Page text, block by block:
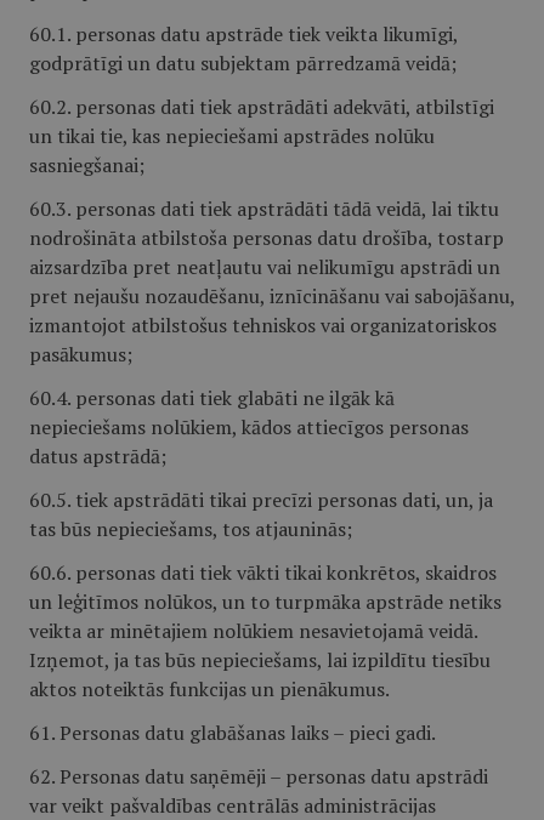
60.1. personas datu apstrāde tiek veikta likumīgi,
godprātīgi un datu subjektam pārredzamā veidā;
60.2. personas dati tiek apstrādāti adekvāti, atbilstīgi
un tikai tie, kas nepieciešami apstrādes nolūku
sasniegšanai;
60.3. personas dati tiek apstrādāti tādā veidā, lai tiktu
nodrošināta atbilstoša personas datu drošība, tostarp
aizsardzība pret neatļautu vai nelikumīgu apstrādi un
pret nejaušu nozaudēšanu, iznīcināšanu vai sabojāšanu,
izmantojot atbilstošus tehniskos vai organizatoriskos
pasākumus;
60.4. personas dati tiek glabāti ne ilgāk kā
nepieciešams nolūkiem, kādos attiecīgos personas
datus apstrādā;
60.5. tiek apstrādāti tikai precīzi personas dati, un, ja
tas būs nepieciešams, tos atjauninās;
60.6. personas dati tiek vākti tikai konkrētos, skaidros
un leģitīmos nolūkos, un to turpmāka apstrāde netiks
veikta ar minētajiem nolūkiem nesavietojamā veidā.
Izņemot, ja tas būs nepieciešams, lai izpildītu tiesību
aktos noteiktās funkcijas un pienākumus.
61. Personas datu glabāšanas laiks – pieci gadi.
62. Personas datu saņēmēji – personas datu apstrādi
var veikt pašvaldības centrālās administrācijas